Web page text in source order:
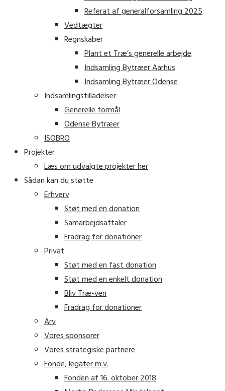
Referat af generalforsamling 2025
Vedtægter
Regnskaber
Plant et Træ’s generelle arbejde
Indsamling Bytræer Aarhus
Indsamling Bytræer Odense
Indsamlingstilladelser
Generelle formål
Odense Bytræer
ISOBRO
Projekter
Læs om udvalgte projekter her
Sådan kan du støtte
Erhverv
Støt med en donation
Samarbejdsaftaler
Fradrag for donationer
Privat
Støt med en fast donation
Støt med en enkelt donation
Bliv Træ-ven
Fradrag for donationer
Arv
Vores sponsorer
Vores strategiske partnere
Fonde, legater m.v.
Fonden af 16. oktober 2018